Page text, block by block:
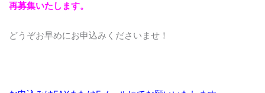
再募集いたします。
どうぞお早めにお申込みくださいませ！